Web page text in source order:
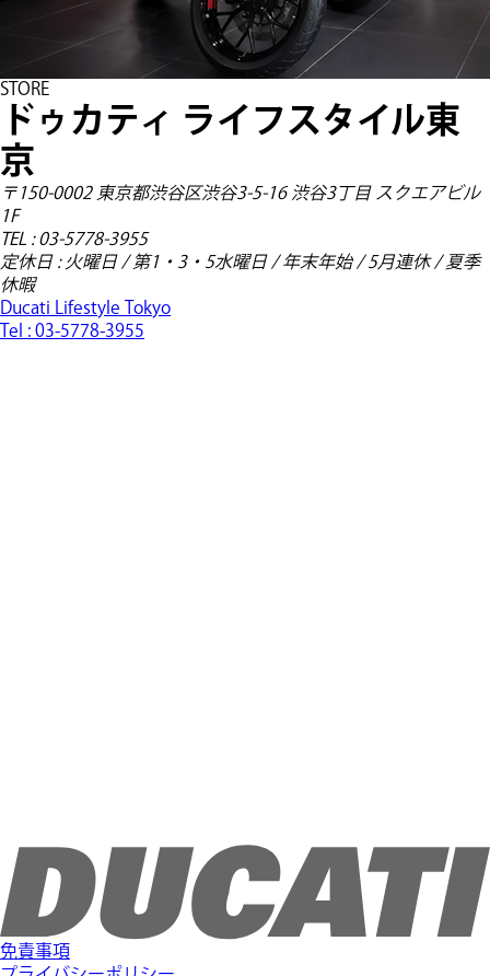
STORE
ドゥカティ ライフスタイル東
京
〒150-0002 東京都渋谷区渋谷3-5-16 渋谷3丁目 スクエアビル
1F
TEL : 03-5778-3955
定休日 : 火曜日 / 第1・3・5水曜日 / 年末年始 / 5月連休 / 夏季
休暇
Ducati Lifestyle Tokyo
Tel :03-5778-3955
免責事項